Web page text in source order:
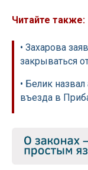
Читайте также:
• Захарова
закрываться
• Белик
въезда в